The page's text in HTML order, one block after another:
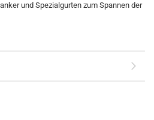
und Spezialgurten zum Spannen der